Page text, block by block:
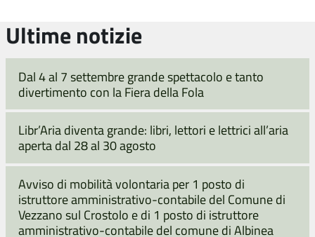
Ultime notizie
Dal 4 al 7 settembre grande spettacolo e tanto
divertimento con la Fiera della Fola
Libr’Aria diventa grande: libri, lettori e lettrici all’aria
aperta dal 28 al 30 agosto
Avviso di mobilità volontaria per 1 posto di
istruttore amministrativo-contabile del Comune di
Vezzano sul Crostolo e di 1 posto di istruttore
amministrativo-contabile del comune di Albinea